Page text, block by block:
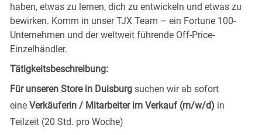
haben, etwas zu lernen, dich zu entwickeln und etwas zu
bewirken. Komm in unser TJX Team – ein Fortune 100-
Unternehmen und der weltweit führende Off-Price-
Einzelhändler.
Tätigkeitsbeschreibung:
Für unseren Store in Duisburg suchen wir ab sofort
eine Verkäuferin / Mitarbeiter im Verkauf (m/w/d) in
Teilzeit (20 Std. pro Woche)